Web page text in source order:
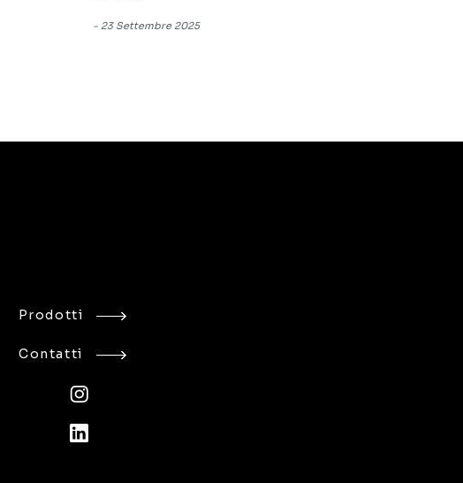
- 23 Settembre 2025
Prodotti
Contatti